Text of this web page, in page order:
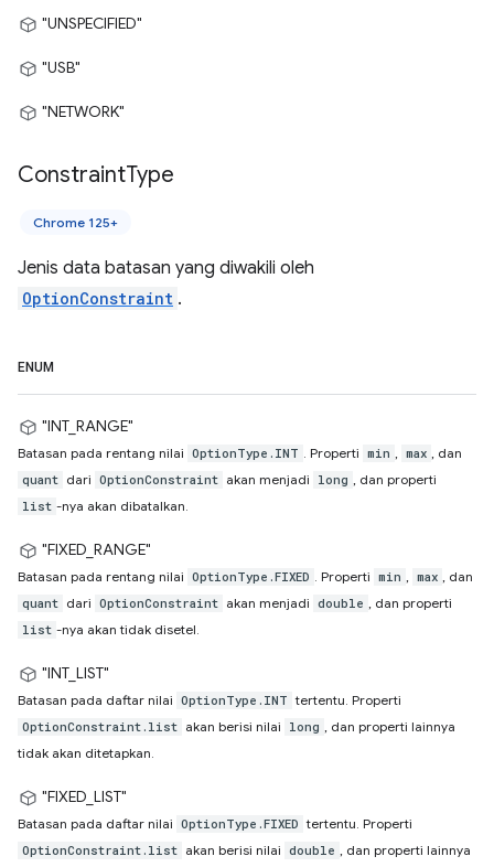
"UNSPECIFIED"
"USB"
"NETWORK"
ConstraintType
Chrome 125+
Jenis data batasan yang diwakili oleh
OptionConstraint .
ENUM
"INT_RANGE"
Batasan pada rentang nilai OptionType.INT . Properti min , max , dan
quant dari OptionConstraint akan menjadi long , dan properti
list -nya akan dibatalkan.
"FIXED_RANGE"
Batasan pada rentang nilai OptionType.FIXED . Properti min , max , dan
quant dari OptionConstraint akan menjadi double , dan properti
list -nya akan tidak disetel.
"INT_LIST"
Batasan pada daftar nilai OptionType.INT tertentu. Properti
OptionConstraint.list akan berisi nilai long , dan properti lainnya
tidak akan ditetapkan.
"FIXED_LIST"
Batasan pada daftar nilai OptionType.FIXED tertentu. Properti
OptionConstraint.list akan berisi nilai double , dan properti lainnya